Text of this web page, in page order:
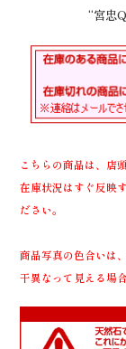
“宮忠
こちらの商品は、店
在庫状況はすぐ反映
ださい。
商品写真の色合いは
干異なって見える場